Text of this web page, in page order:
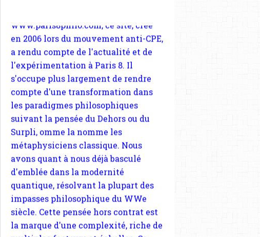
compte d'une transformation dans
les paradigmes philosophiques
suivant la pensée du Dehors ou du
Surpli, omme la nomme les
métaphysiciens classique. Nous
avons quant à nous déjà basculé
d'emblée dans la modernité
quantique, résolvant la plupart des
impasses philosophique du WWe
siècle. Cette pensée hors contrat est
la marque d'une complexité, riche de
multiples facteurs et échelles. Ce
site contient des articles pour être
apte à un plus grand nombre de
choses.